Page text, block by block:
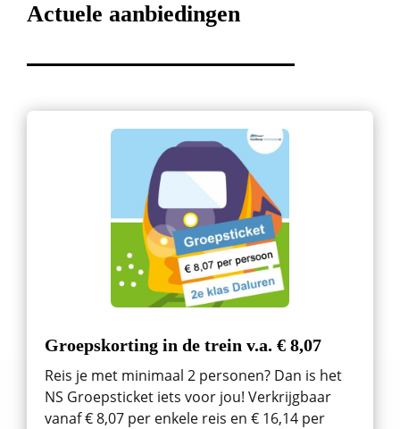
Actuele aanbiedingen
Groepskorting in de trein v.a. € 8,07
Reis je met minimaal 2 personen? Dan is het
NS Groepsticket iets voor jou! Verkrijgbaar
vanaf € 8,07 per enkele reis en € 16,14 per